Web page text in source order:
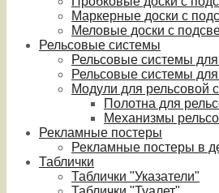
Маркерные доски с
Меловые доски с
Рельсовые системы
Рельсовые системы
Рельсовые системы
Модули для рельсовой
Полотна для
Механизмы
Рекламные постеры
Рекламные постеры в
Таблички
Таблички "Указатели"